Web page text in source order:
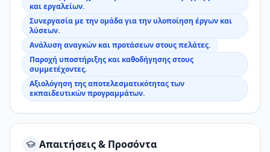
και εργαλείων.
Συνεργασία με την ομάδα για την υλοποίηση έργων και
λύσεων.
Ανάλυση αναγκών και προτάσεων στους πελάτες.
Παροχή υποστήριξης και καθοδήγησης στους
συμμετέχοντες.
Αξιολόγηση της αποτελεσματικότητας των
εκπαιδευτικών προγραμμάτων.
Απαιτήσεις & Προσόντα